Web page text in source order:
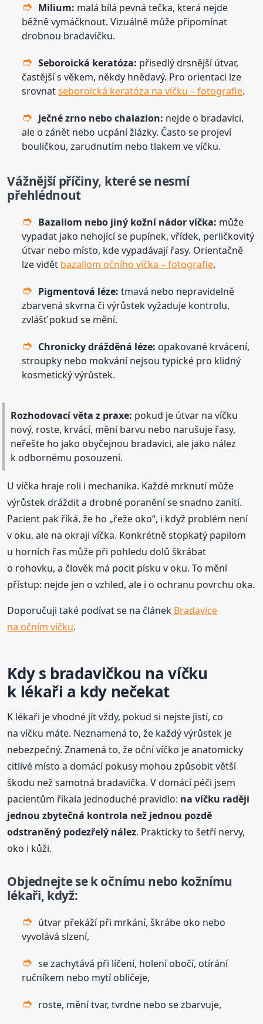
Milium: malá bílá pevná tečka, která nejde
běžně vymáčknout. Vizuálně může připomínat
drobnou bradavičku.
Seboroická keratóza: přisedlý drsnější útvar,
častější s věkem, někdy hnědavý. Pro orientaci lze
srovnatseboroická keratóza na víčku – fotografie.
Ječné zrno nebo chalazion: nejde o bradavici,
ale o zánět nebo ucpání žlázky. Často se projeví
bouličkou, zarudnutím nebo tlakem ve víčku.
Vážnější příčiny, které se nesmí
přehlédnout
Bazaliom nebo jiný kožní nádor víčka: může
vypadat jako nehojící se pupínek, vřídek, perličkovitý
útvar nebo místo, kde vypadávají řasy. Orientačně
lze vidět bazaliom očního víčka – fotografie.
Pigmentová léze: tmavá nebo nepravidelně
zbarvená skvrna či výrůstek vyžaduje kontrolu,
zvlášť pokud se mění.
Chronicky drážděná léze: opakované krvácení,
stroupky nebo mokvání nejsou typické pro klidný
kosmetický výrůstek.
Rozhodovací věta z praxe: pokud je útvar na víčku
nový, roste, krvácí, mění barvu nebo narušuje řasy,
neřešte ho jako obyčejnou bradavici, ale jako nález
k odbornému posouzení.
U víčka hraje roli i mechanika. Každé mrknutí může
výrůstek dráždit a drobné poranění se snadno zanítí.
Pacient pak říká, že ho „řeže oko“, i když problém není
v oku, ale na okraji víčka. Konkrétně stopkatý papilom
u horních řas může při pohledu dolů škrábat
o rohovku, a člověk má pocit písku v oku. To mění
přístup: nejde jen o vzhled, ale i o ochranu povrchu oka.
Doporučuji také podívat se na článek Bradavice
na očním víčku.
Kdy s bradavičkou na víčku
k lékaři a kdy nečekat
K lékaři je vhodné jít vždy, pokud si nejste jistí, co
na víčku máte. Neznamená to, že každý výrůstek je
nebezpečný. Znamená to, že oční víčko je anatomicky
citlivé místo a domácí pokusy mohou způsobit větší
škodu než samotná bradavička. V domácí péči jsem
pacientům říkala jednoduché pravidlo: na víčku raději
jednou zbytečná kontrola než jednou pozdě
odstraněný podezřelý nález. Prakticky to šetří nervy,
oko i kůži.
Objednejte se k očnímu nebo kožnímu
lékaři, když:
útvar překáží při mrkání, škrábe oko nebo
vyvolává slzení,
se zachytává při líčení, holení obočí, otírání
ručníkem nebo mytí obličeje,
roste, mění tvar, tvrdne nebo se zbarvuje,